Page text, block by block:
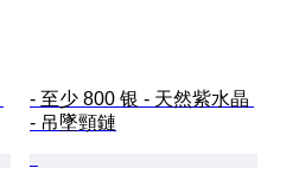
- 至少 800 银 - 天然紫水晶
- 吊墜頸鏈